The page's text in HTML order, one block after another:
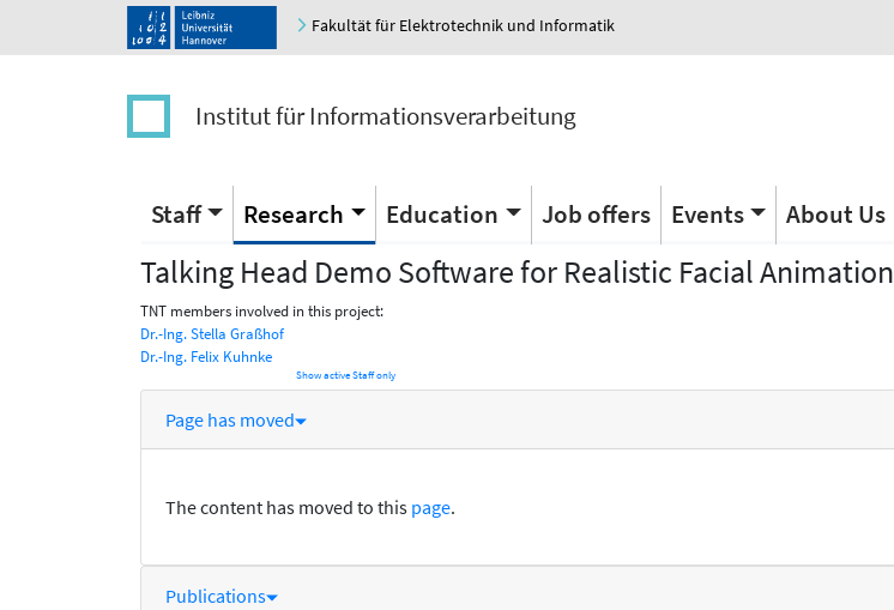
Fakultät für Elektrotechnik und Informatik
Institut für Informationsverarbeitung
Staff Research Education Job offers Events About Us
Talking Head Demo Software for Realistic Facial Animation
TNT members involved in this project:
Dr.-Ing. Stella Graßhof
Dr.-Ing. Felix Kuhnke
Show active Staff only
Page has moved
The content has moved to this page.
Publications